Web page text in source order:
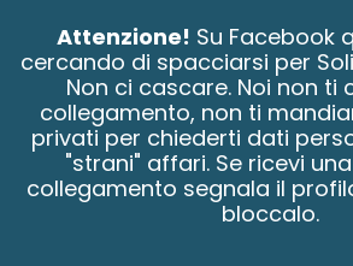
Attenzione! Su Facebook
cercando di spacciarsi per
Non ci cascare. Noi non ti
collegamento, non ti
privati per chiederti dati
"strani" affari. Se ricevi
collegamento segnala il
bloccalo.